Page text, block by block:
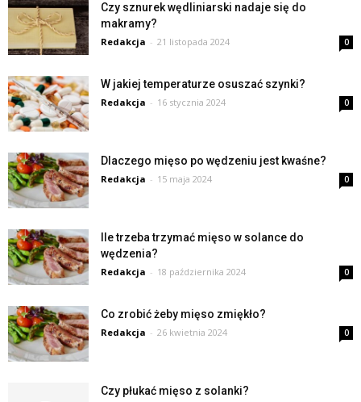
Czy sznurek wędliniarski nadaje się do
makramy?
Redakcja - 21 listopada 2024 0
W jakiej temperaturze osuszać szynki?
Redakcja - 16 stycznia 2024 0
Dlaczego mięso po wędzeniu jest kwaśne?
Redakcja - 15 maja 2024 0
Ile trzeba trzymać mięso w solance do
wędzenia?
Redakcja - 18 października 2024 0
Co zrobić żeby mięso zmiękło?
Redakcja - 26 kwietnia 2024 0
Czy płukać mięso z solanki?